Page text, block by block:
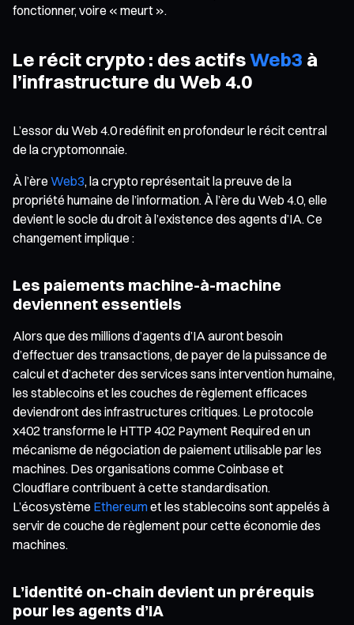
fonctionner, voire « meurt ».
Le récit crypto : des actifsWeb3 à
l’infrastructure du Web 4.0
L’essor du Web 4.0 redéfinit en profondeur le récit central
de la cryptomonnaie.
À l’ère Web3, la crypto représentait la preuve de la
propriété humaine de l’information. À l’ère du Web 4.0, elle
devient le socle du droit à l’existence des agents d’IA. Ce
changement implique :
Les paiements machine-à-machine
deviennent essentiels
Alors que des millions d’agents d’IA auront besoin
d’effectuer des transactions, de payer de la puissance de
calcul et d’acheter des services sans intervention humaine,
les stablecoins et les couches de règlement efficaces
deviendront des infrastructures critiques. Le protocole
x402 transforme le HTTP 402 Payment Required en un
mécanisme de négociation de paiement utilisable par les
machines. Des organisations comme Coinbase et
Cloudflare contribuent à cette standardisation.
L’écosystème Ethereumet les stablecoins sont appelés à
servir de couche de règlement pour cette économie des
machines.
L’identité on-chain devient un prérequis
pour les agents d’IA